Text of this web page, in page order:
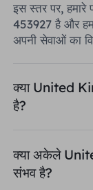
इस स्तर पर,
453927 है और
अपनी सेवाओं का
क्या United
है?
क्या अकेले
संभव है?